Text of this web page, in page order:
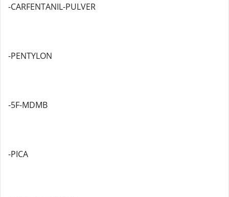
-CARFENTANIL-PULVER
-PENTYLON
-5F-MDMB
-PICA